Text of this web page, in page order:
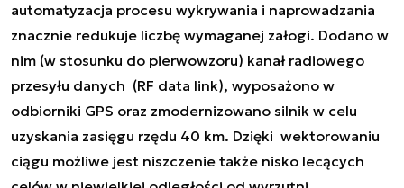
automatyzacja procesu wykrywania i naprowadzania
znacznie redukuje liczbę wymaganej załogi. Dodano w
nim (w stosunku do pierwowzoru) kanał radiowego
przesyłu danych (RF data link), wyposażono w
odbiorniki GPS oraz zmodernizowano silnik w celu
uzyskania zasięgu rzędu 40 km. Dzięki wektorowaniu
ciągu możliwe jest niszczenie także nisko lecących